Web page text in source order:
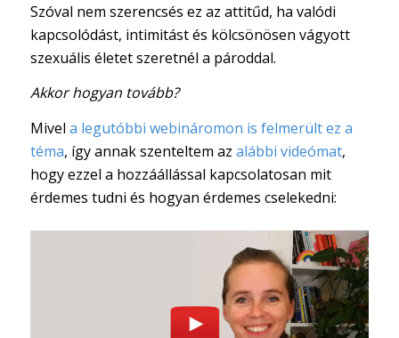
Szóval nem szerencsés ez az attitűd, ha valódi
kapcsolódást, intimitást és kölcsönösen vágyott
szexuális életet szeretnél a pároddal.
Akkor hogyan tovább?
Mivel a legutóbbi webináromon is felmerült ez a
téma, így annak szenteltem az alábbi videómat,
hogy ezzel a hozzáállással kapcsolatosan mit
érdemes tudni és hogyan érdemes cselekedni: